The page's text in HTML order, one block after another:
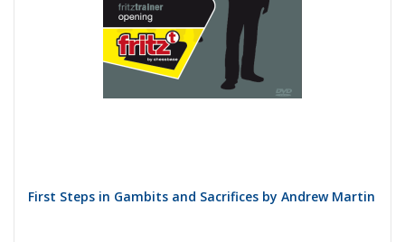
First Steps in Gambits and Sacrifices by Andrew Martin